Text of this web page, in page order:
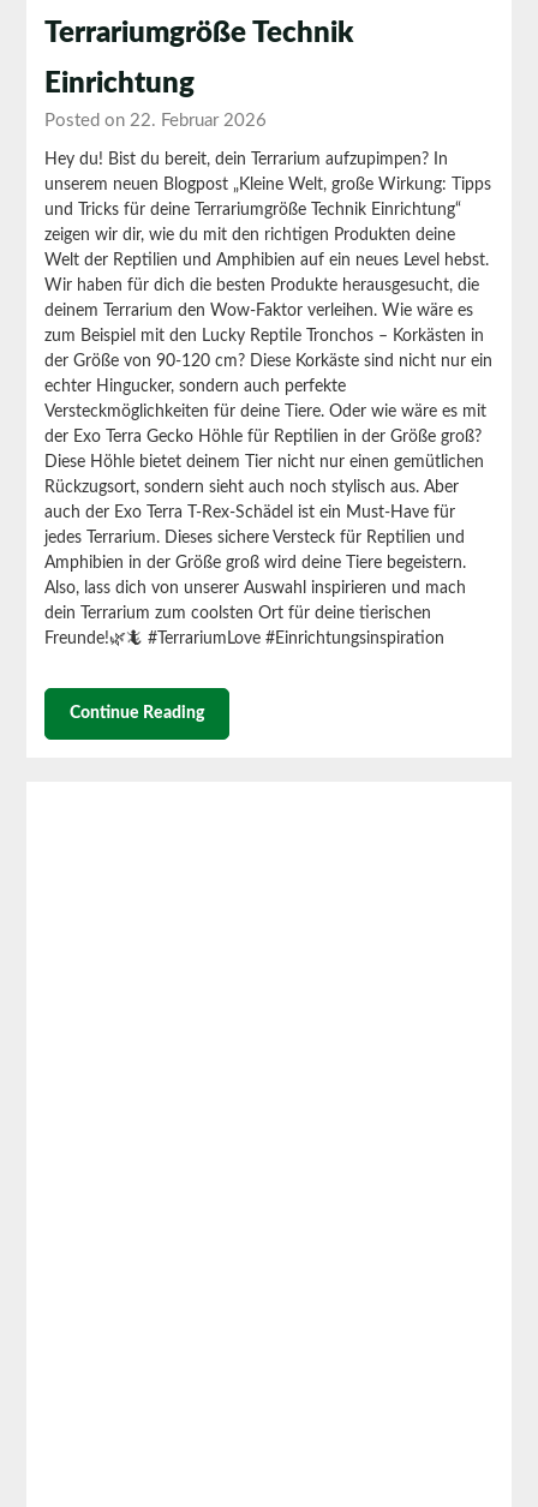
Terrariumgröße Technik
Einrichtung
Posted on 22. Februar 2026
Hey du! Bist du bereit, dein Terrarium aufzupimpen? In
unserem neuen Blogpost „Kleine Welt, große Wirkung: Tipps
und Tricks für deine Terrariumgröße Technik Einrichtung“
zeigen wir dir, wie du mit den richtigen Produkten deine
Welt der Reptilien und Amphibien auf ein neues Level hebst.
Wir haben für dich die besten Produkte herausgesucht, die
deinem Terrarium den Wow-Faktor verleihen. Wie wäre es
zum Beispiel mit den Lucky Reptile Tronchos – Korkästen in
der Größe von 90-120 cm? Diese Korkäste sind nicht nur ein
echter Hingucker, sondern auch perfekte
Versteckmöglichkeiten für deine Tiere. Oder wie wäre es mit
der Exo Terra Gecko Höhle für Reptilien in der Größe groß?
Diese Höhle bietet deinem Tier nicht nur einen gemütlichen
Rückzugsort, sondern sieht auch noch stylisch aus. Aber
auch der Exo Terra T-Rex-Schädel ist ein Must-Have für
jedes Terrarium. Dieses sichere Versteck für Reptilien und
Amphibien in der Größe groß wird deine Tiere begeistern.
Also, lass dich von unserer Auswahl inspirieren und mach
dein Terrarium zum coolsten Ort für deine tierischen
Freunde!🌿🦎 #TerrariumLove #Einrichtungsinspiration
Continue Reading